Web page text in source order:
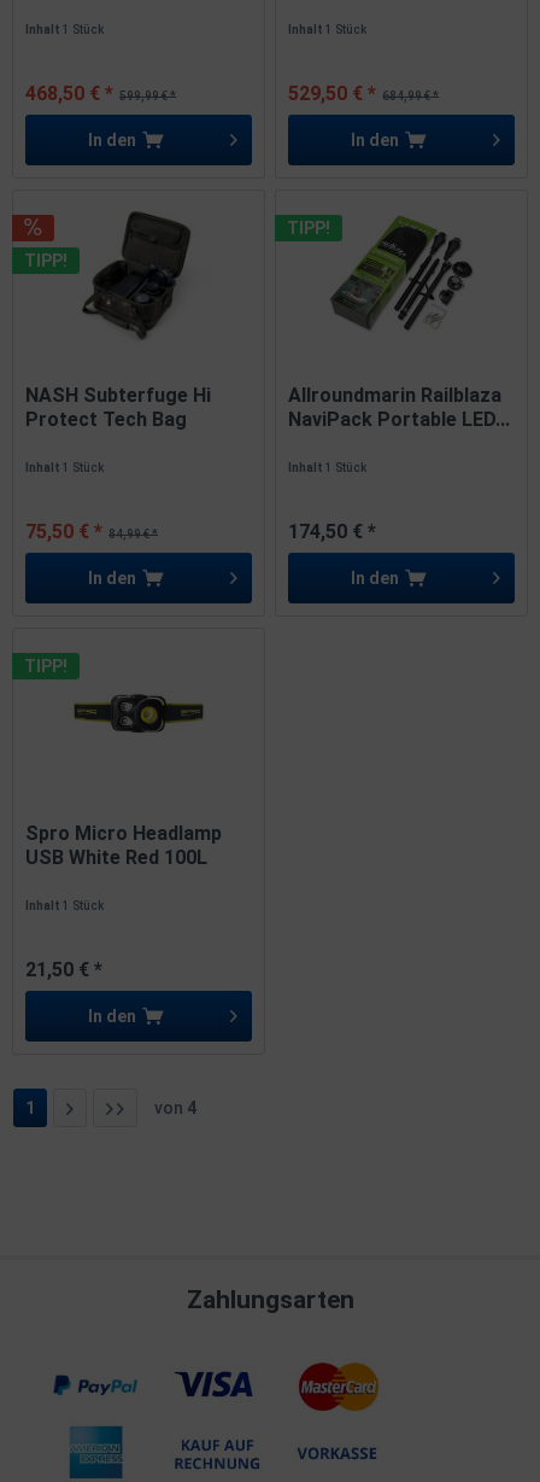
Inhalt1 Stück
599,99 € *
468,50 € *
In den
Inhalt1 Stück
684,99 € *
529,50 € *
In den
TIPP!
NASH Subterfuge Hi
Protect Tech Bag
Inhalt1 Stück
84,99 € *
75,50 € *
In den
TIPP!
Allroundmarin Railblaza
NaviPack Portable LED...
Inhalt1 Stück
174,50 € *
In den
TIPP!
Spro Micro Headlamp
USB White Red 100L
Inhalt1 Stück
21,50 € *
In den
1 von 4
Zahlungsarten